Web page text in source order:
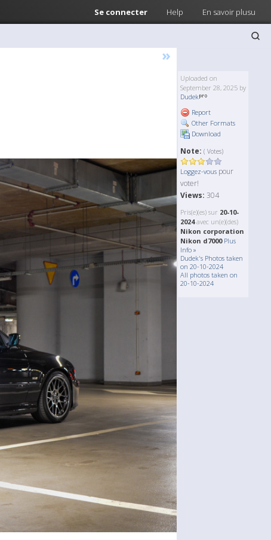
Se connecter Help En savoir plusu
»
Uploaded on
September 28, 2025 by
Dudek
Report
Other Formats
Download
Note: ( Votes)
Loggez-vous pour
voter!
Views: 304
Pris(e)(es) sur 20-10-
2024avec un(e)(des)
Nikon corporation
Nikon d7000 Plus
Info »
Dudek's Photos taken
on 20-10-2024
All photos taken on
20-10-2024